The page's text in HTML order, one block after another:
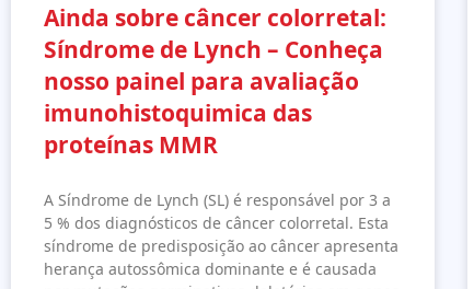
Ainda sobre câncer colorretal:
Síndrome de Lynch – Conheça
nosso painel para avaliação
imunohistoquimica das
proteínas MMR
A Síndrome de Lynch (SL) é responsável por 3 a
5 % dos diagnósticos de câncer colorretal. Esta
síndrome de predisposição ao câncer apresenta
herança autossômica dominante e é causada